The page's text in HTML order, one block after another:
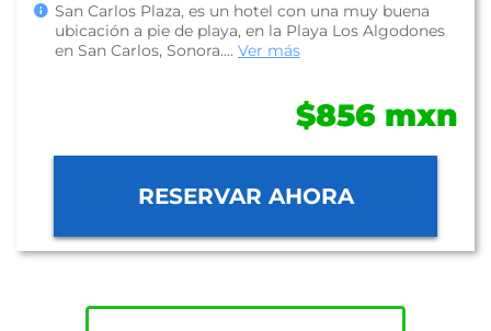
San Carlos Plaza, es un hotel con una muy buena
ubicación a pie de playa, en la Playa Los Algodones
en San Carlos, Sonora.... Ver más
$856 mxn
RESERVAR AHORA